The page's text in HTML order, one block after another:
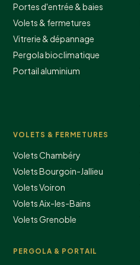
Portes d'entrée & baies
Volets & fermetures
Vitrerie & dépannage
Pergola bioclimatique
Portail aluminium
VOLETS & FERMETURES
Volets Chambéry
Volets Bourgoin-Jallieu
Volets Voiron
Volets Aix-les-Bains
Volets Grenoble
PERGOLA & PORTAIL